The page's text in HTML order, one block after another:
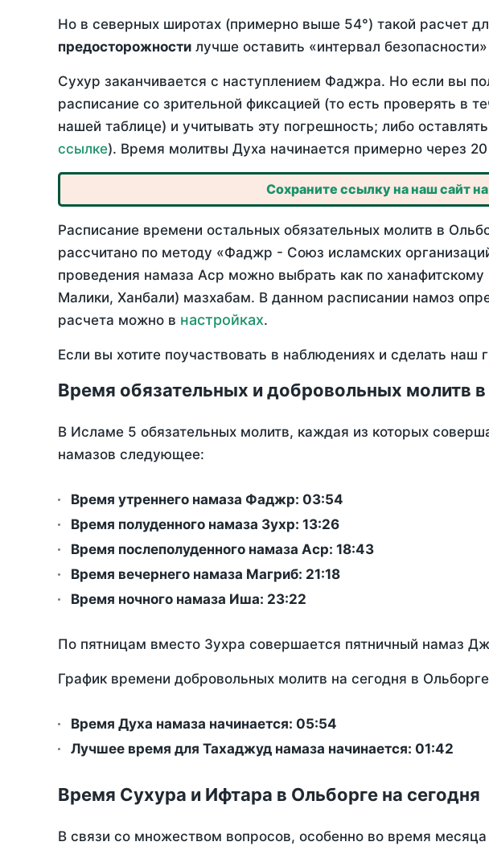
Но в северных широтах (примерно выше 54°) такой расчет
предосторожности лучше оставить «интервал
Сухур заканчивается с наступлением Фаджра. Но если вы
расписание со зрительной фиксацией (то есть проверять в
нашей таблице) и учитывать эту погрешность; либо
ссылке). Время молитвы Духа начинается примерно через
Сохраните ссылку на наш сайт
Расписание времени остальных обязательных молитв в
рассчитано по методу «Фаджр - Союз исламских
проведения намаза Аср можно выбрать как по
Малики, Ханбали) мазхабам. В данном расписании намоз
расчета можно в настройках.
Если вы хотите поучаствовать в наблюдениях и сделать
Время обязательных и добровольных молитв
В Исламе 5 обязательных молитв, каждая из которых
намазов следующее:
Время утреннего намаза Фаджр: 03:54
Время полуденного намаза Зухр: 13:26
Время послеполуденного намаза Аср: 18:43
Время вечернего намаза Магриб: 21:18
Время ночного намаза Иша: 23:22
По пятницам вместо Зухра совершается пятничный намаз
График времени добровольных молитв на сегодня в
Время Духа намаза начинается: 05:54
Лучшее время для Тахаджуд намаза начинается: 01:42
Время Сухура и Ифтара в Ольборге на сегодня
В связи со множеством вопросов, особенно во время